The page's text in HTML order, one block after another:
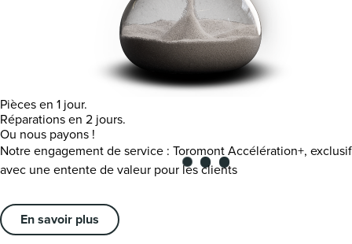
Pièces en 1 jour.
Réparations en 2 jours.
Ou nous payons !
Notre engagement de service : Toromont Accélération+, exclusif
avec une entente de valeur pour les clients
En savoir plus